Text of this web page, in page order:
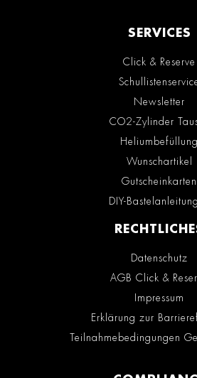
SERVICES
Click & Reserve
Newsletter
CO2-Zylinder
Heliumbefüllung
Wunschartikel
Gutscheinkarten
DIY-
Datenschutz
AGB Click &
Impressum
Erklärung zur
Teilnahmebedingungen